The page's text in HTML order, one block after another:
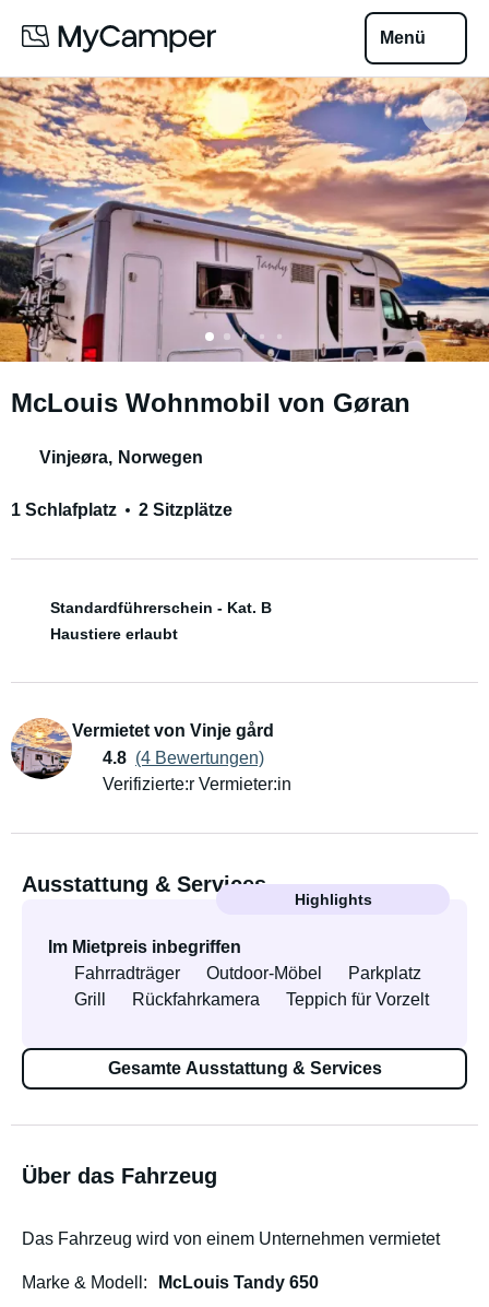
Menü
McLouis Wohnmobil von Gøran
Vinjeøra, Norwegen
1 Schlafplatz 2 Sitzplätze
Standardführerschein - Kat. B
Haustiere erlaubt
Vermietet von Vinje gård
4.8 (4 Bewertungen)
Verifizierte:r Vermieter:in
Ausstattung & Services
Highlights
Im Mietpreis inbegriffen
Fahrradträger
Outdoor-Möbel
Parkplatz
Grill
Rückfahrkamera Teppich für Vorzelt
Gesamte Ausstattung & Services
Über das Fahrzeug
Das Fahrzeug wird von einem Unternehmen vermietet
Marke & Modell
McLouis Tandy 650